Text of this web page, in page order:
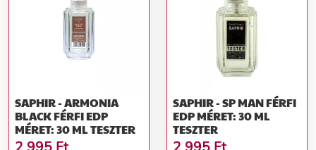
SAPHIR - ARMONIA
BLACK FÉRFI EDP
MÉRET: 30 ML TESZTER
SAPHIR - SP MAN FÉRFI
EDP MÉRET: 30 ML
TESZTER